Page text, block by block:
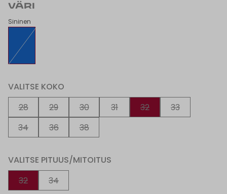
VÄRI
Sininen
VALITSE KOKO
28
29 30 31 32
33
34
36 38
VALITSE PITUUS/MITOITUS
32
34